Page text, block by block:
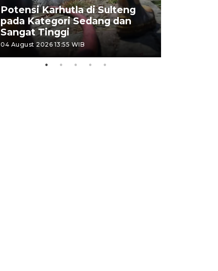
Potensi Karhutla di Sulteng
pada Kategori Sedang dan
Sangat Tinggi
04 August 2026 13:55 WIB